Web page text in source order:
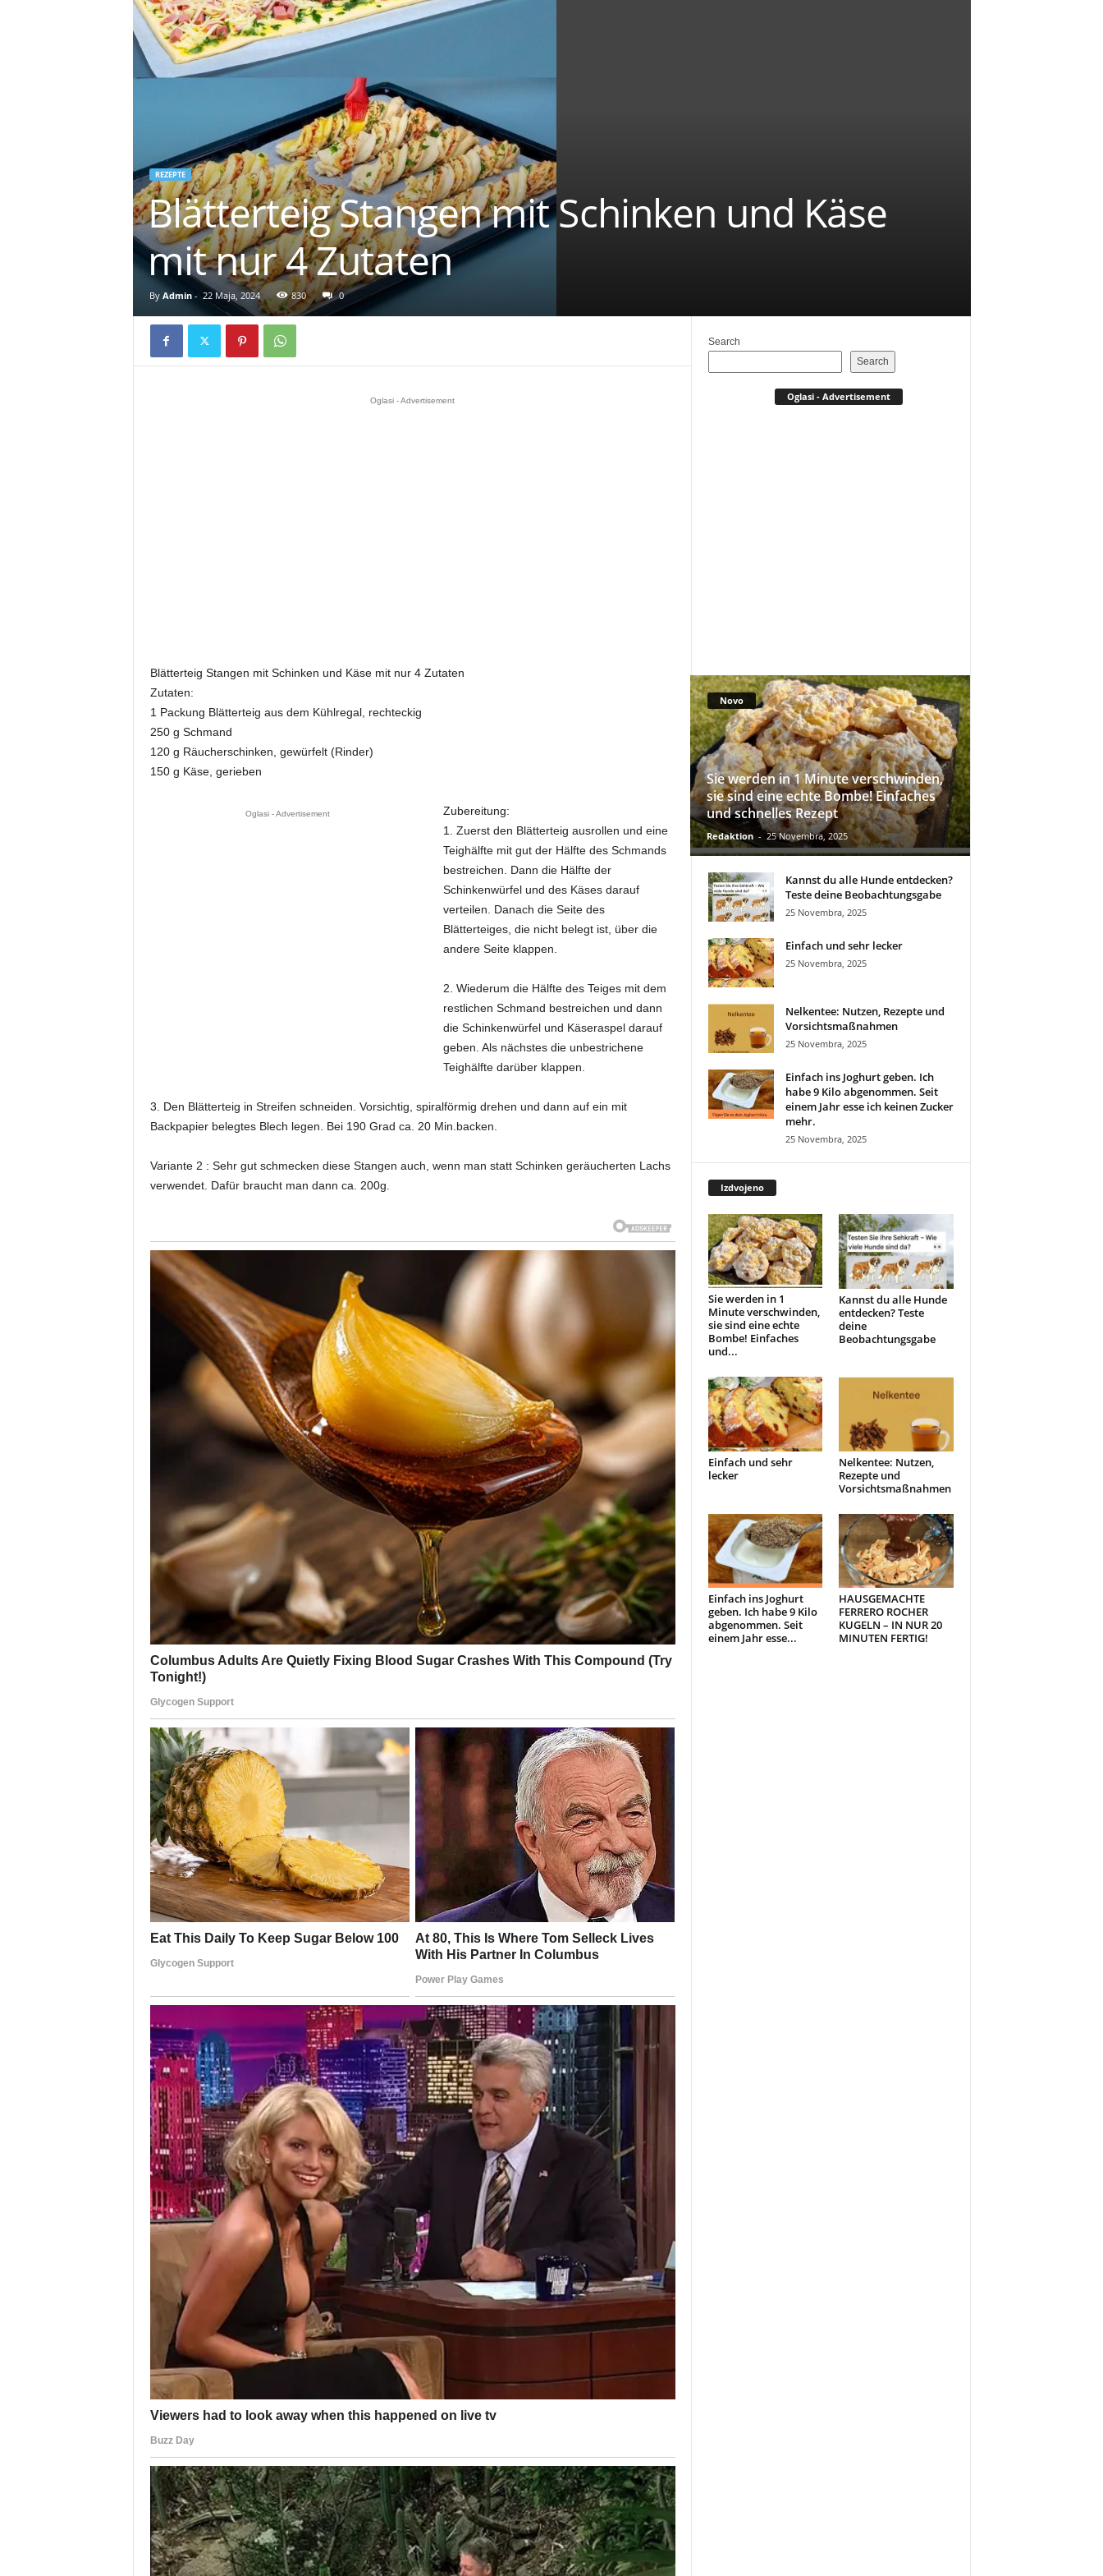
REZEPTE
Blätterteig Stangen mit Schinken und Käse
mit nur 4 Zutaten
By Admin- 22 Maja, 2024 830 0
Oglasi - Advertisement
Blätterteig Stangen mit Schinken und Käse mit nur 4 Zutaten
Zutaten:
1 Packung Blätterteig aus dem Kühlregal, rechteckig
250 g Schmand
120 g Räucherschinken, gewürfelt (Rinder)
150 g Käse, gerieben
Oglasi - Advertisement
Zubereitung:
1. Zuerst den Blätterteig ausrollen und eine
Teighälfte mit gut der Hälfte des Schmands
bestreichen. Dann die Hälfte der
Schinkenwürfel und des Käses darauf
verteilen. Danach die Seite des
Blätterteiges, die nicht belegt ist, über die
andere Seite klappen.
2. Wiederum die Hälfte des Teiges mit dem
restlichen Schmand bestreichen und dann
die Schinkenwürfel und Käseraspel darauf
geben. Als nächstes die unbestrichene
Teighälfte darüber klappen.
3. Den Blätterteig in Streifen schneiden. Vorsichtig, spiralförmig drehen und dann auf ein mit
Backpapier belegtes Blech legen. Bei 190 Grad ca. 20 Min.backen.
Variante 2 : Sehr gut schmecken diese Stangen auch, wenn man statt Schinken geräucherten Lachs
verwendet. Dafür braucht man dann ca. 200g.
Search
Search
Oglasi - Advertisement
Novo
Sie werden in 1 Minute verschwinden,
sie sind eine echte Bombe! Einfaches
und schnelles Rezept
Redaktion - 25 Novembra, 2025
Kannst du alle Hunde entdecken?
Teste deine Beobachtungsgabe
25 Novembra, 2025
Einfach und sehr lecker
25 Novembra, 2025
Nelkentee: Nutzen, Rezepte und
Vorsichtsmaßnahmen
25 Novembra, 2025
Einfach ins Joghurt geben. Ich
habe 9 Kilo abgenommen. Seit
einem Jahr esse ich keinen Zucker
mehr.
25 Novembra, 2025
Izdvojeno
Sie werden in 1
Minute verschwinden,
sie sind eine echte
Bombe! Einfaches
und...
Kannst du alle Hunde
entdecken? Teste
deine
Beobachtungsgabe
Einfach und sehr
lecker
Nelkentee: Nutzen,
Rezepte und
Vorsichtsmaßnahmen
Einfach ins Joghurt
geben. Ich habe 9 Kilo
abgenommen. Seit
einem Jahr esse...
HAUSGEMACHTE
FERRERO ROCHER
KUGELN – IN NUR 20
MINUTEN FERTIG!